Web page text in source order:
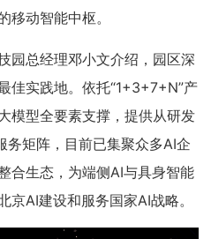
移动智能中枢。
园总经理邓小文介绍，园区深
佳实践地。依托“1+3+7+N”产
模型全要素支撑，提供从研发
务矩阵，目前已集聚众多AI企
合生态，为端侧AI与具身智能
京AI建设和服务国家AI战略。